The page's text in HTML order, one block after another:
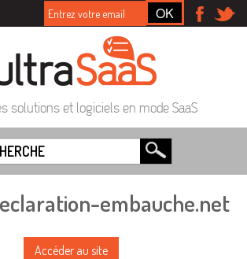
solutions et logiciels en mode SaaS
embauche.net
Accéder au site